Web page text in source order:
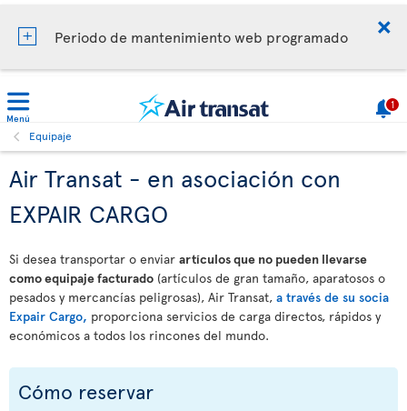
Periodo de mantenimiento web programado
Menú
1
Equipaje
Air Transat - en asociación con
EXPAIR CARGO
Si desea transportar o enviar artículos que no pueden llevarse
como equipaje facturado (artículos de gran tamaño, aparatosos o
pesados y mercancías peligrosas), Air Transat, a través de su socia
Expair Cargo, proporciona servicios de carga directos, rápidos y
económicos a todos los rincones del mundo.
Cómo reservar